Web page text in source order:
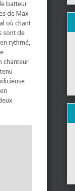
batteur
de Max
où chant
sont de
rythmé,
chanteur